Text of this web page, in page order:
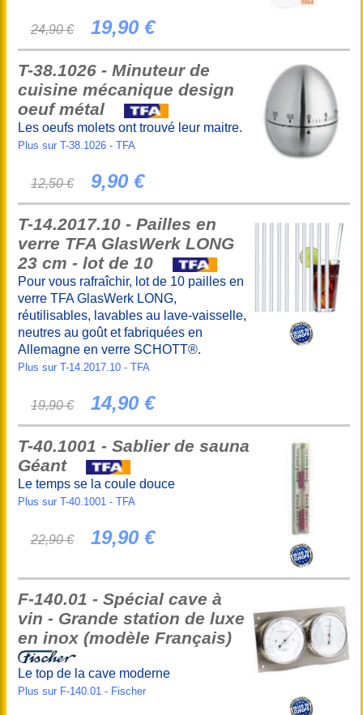
24,90 € 19,90 €
T-38.1026 - Minuteur de
cuisine mécanique design
oeuf métal
Les oeufs molets ont trouvé leur maitre.
Plus sur T-38.1026 - TFA
12,50 € 9,90 €
T-14.2017.10 - Pailles en
verre TFA GlasWerk LONG
23 cm - lot de 10
Pour vous rafraîchir, lot de 10 pailles en
verre TFA GlasWerk LONG,
réutilisables, lavables au lave-vaisselle,
neutres au goût et fabriquées en
Allemagne en verre SCHOTT®.
Plus sur T-14.2017.10 - TFA
19,90 € 14,90 €
T-40.1001 - Sablier de sauna
Géant
Le temps se la coule douce
Plus sur T-40.1001 - TFA
22,90 € 19,90 €
F-140.01 - Spécial cave à
vin - Grande station de luxe
en inox (modèle Français)
Le top de la cave moderne
Plus sur F-140.01 - Fischer